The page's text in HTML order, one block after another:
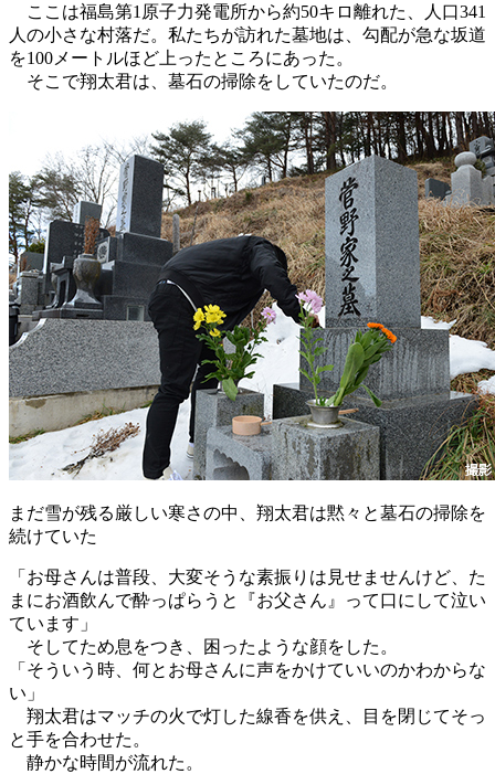
ここは福島第1原子力発電所から約50キロ離れた、人口341
人の小さな村落だ。私たちが訪れた墓地は、勾配が急な坂道
を100メートルほど上ったところにあった。
そこで翔太君は、墓石の掃除をしていたのだ。
まだ雪が残る厳しい寒さの中、翔太君は黙々と墓石の掃除を
続けていた
「お母さんは普段、大変そうな素振りは見せませんけど、た
まにお酒飲んで酔っぱらうと『お父さん』って口にして泣い
ています」
そしてため息をつき、困ったような顔をした。
「そういう時、何とお母さんに声をかけていいのかわからな
い」
翔太君はマッチの火で灯した線香を供え、目を閉じてそっ
と手を合わせた。
静かな時間が流れた。